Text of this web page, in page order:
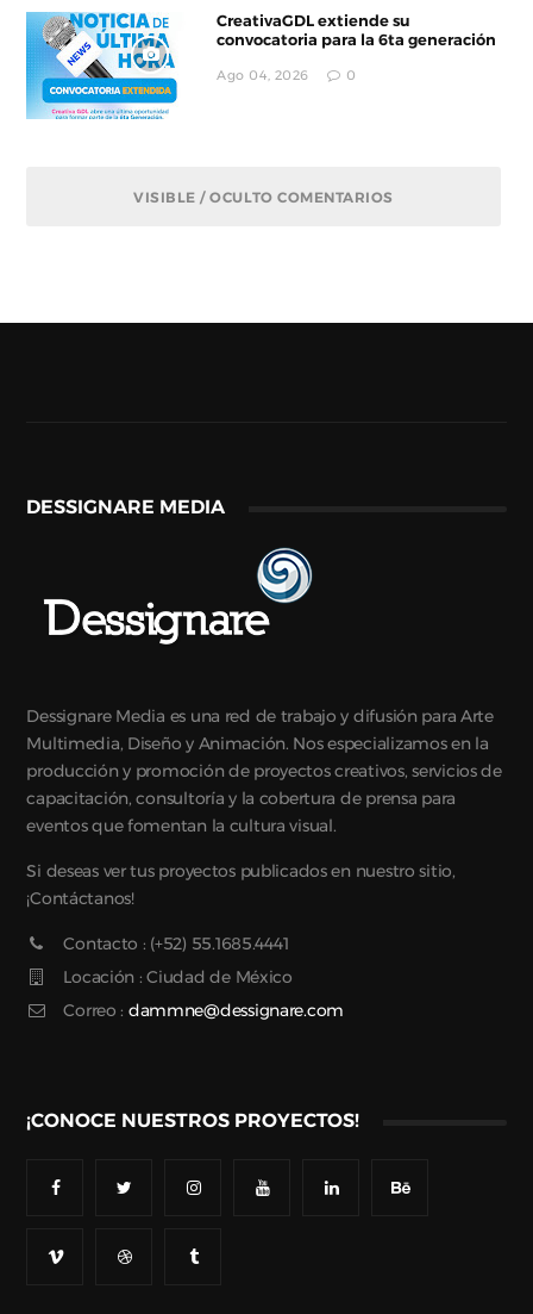
CreativaGDL extiende su
convocatoria para la 6ta generación
Ago 04, 2026 0
VISIBLE / OCULTO COMENTARIOS
DESSIGNARE MEDIA
Dessignare Media es una red de trabajo y difusión para Arte
Multimedia, Diseño y Animación. Nos especializamos en la
producción y promoción de proyectos creativos, servicios de
capacitación, consultoría y la cobertura de prensa para
eventos que fomentan la cultura visual.
Si deseas ver tus proyectos publicados en nuestro sitio,
¡Contáctanos!
Contacto : (+52) 55.1685.4441
Locación : Ciudad de México
Correo : dammne@dessignare.com
¡CONOCE NUESTROS PROYECTOS!